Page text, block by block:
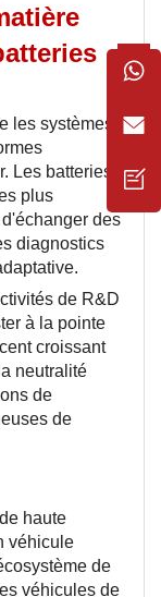
les systèmes
Les batteries
plus
des
diagnostics
de R&D
à la pointe
croissant
neutralité
de
de
de haute
véhicule
de
véhicules de